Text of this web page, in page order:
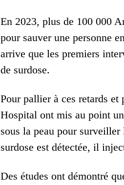
En 2023, plus de 100 000
pour sauver une personne
arrive que les premiers
de surdose.
Pour pallier à ces retards
Hospital ont mis au point
sous la peau pour surveiller
surdose est détectée, il
Des études ont démontré